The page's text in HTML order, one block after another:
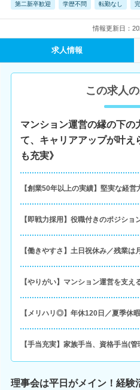
第二新卒歓迎 学歴不問 転勤なし
情報更新日：
求人情報
この求人
マンション運営の縁の下
て、キャリアアップが叶え
も充実》
【創業50年以上の実績】堅実な経営
【即戦力採用】役職付きのポジショ
【働きやすさ】土日祝休み／残業は
【やりがい】マンション運営を支え
【メリハリ◎】年休120日／夏季休
【手当充実】家族手当、資格手当(
理事会は平日がメイン！経験